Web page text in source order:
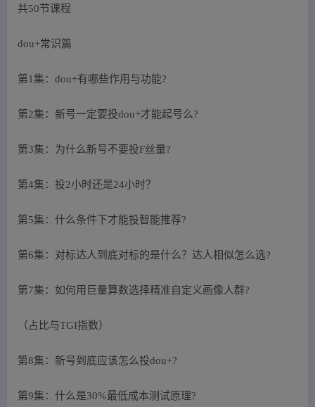
共50节课程
dou+常识篇
第1集：dou+有哪些作用与功能?
第2集：新号一定要投dou+才能起号么?
第3集：为什么新号不要投F丝量?
第4集：投2小时还是24小时？
第5集：什么条件下才能投智能推荐?
第6集：对标达人到底对标的是什么？达人相似怎么选?
第7集：如何用巨量算数选择精准自定义画像人群?
（占比与TGI指数）
第8集：新号到底应该怎么投dou+?
第9集：什么是30%最低成本测试原理?